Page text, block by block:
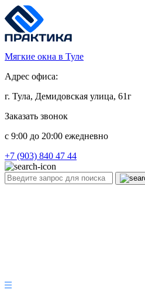
Мягкие окна в Туле
Адрес офиса:
г. Тула, Демидовская улица, 61г
Заказать звонок
c 9:00 до 20:00 ежедневно
+7 (903) 840 47 44